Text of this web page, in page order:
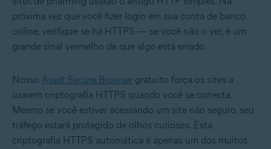
próxima vez que você fizer login em sua conta de banco
online, verifique se há HTTPS — se você não o ver, é um
grande sinal vermelho de que algo está errado.
Nosso Avast Secure Browser gratuito força os sites a
usarem criptografia HTTPS quando você se conecta.
Mesmo se você estiver acessando um site não seguro, seu
tráfego estará protegido de olhos curiosos. Esta
criptografia HTTPS automática é apenas um dos muitos